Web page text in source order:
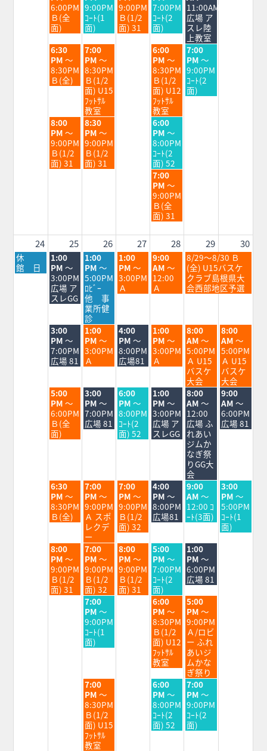
日,
8
月
18th
2026
6:00PM
Ｂ(全
面)
日,
8
月
19th
2026
9:00PM
ｺｰﾄ(1
面)
日,
8
月
20th
9:00PM
Ｂ(1/2
面) 31
日,
8
月
21st
2026
7:00PM
ｺｰﾄ(2
面)
日,
8
月
22nd
2026
11:00AM
広場 ア
スレ陸
上教室
火
曜
日,
8
月
6:30
PM ～
8:30PM
Ｂ(全)
水
曜
日,
8
月
19th
2026
7:00
PM ～
8:30PM
Ｂ(1/2
面) U15
ﾌｯﾄｻﾙ
教室
金
曜
日,
8
月
21st
2026
6:00
PM ～
8:30PM
Ｂ(1/2
面) U12
ﾌｯﾄｻﾙ
教室
土
曜
日,
8
月
22nd
7:00
PM ～
9:00PM
ｺｰﾄ(2
面)
火
曜
日,
8
月
18th
8:00
PM ～
9:00PM
Ｂ(1/2
面) 31
水
曜
日,
8
月
19th
8:30
PM ～
9:00PM
Ｂ(1/2
面) 31
金
曜
日,
8
月
21st
2026
6:00
PM ～
8:00PM
ｺｰﾄ(2
面) 52
金
曜
日,
8
月
21st
2026
7:00
PM ～
9:00PM
Ｂ(全
面) 31
24 25 26 27 28 29 30
月
曜
日,
休
館 日
火
曜
日,
8
月
25th
1:00
PM ～
3:00PM
広場 ア
スレGG
水
曜
日,
8
月
26th
2026
1:00
PM ～
5:00PM
ﾛﾋﾞｰ
他 事
業所健
診
木
曜
日,
8
月
1:00
PM ～
3:00PM
Ａ
金
曜
日,
8
月
9:00
AM ～
12:00
Ａ
土
曜
日,
8
月
8/29～8/30 Ｂ
(全) U15バスケ
クラブ島根県大
会西部地区予選
火
曜
日,
8
月
2026
3:00
PM ～
7:00PM
広場 81
水
曜
日,
8
月
2026
1:00
PM ～
3:00PM
Ａ
木
曜
日,
8
月
2026
4:00
PM ～
8:00PM
広場81
金
曜
日,
8
月
2026
1:00
PM ～
3:00PM
Ａ
土
曜
日,
8
月
29th
2026
8:00
AM ～
5:00PM
Ａ U15
バスケ
大会
日
曜
日,
8
月
30th
2026
8:00
AM ～
5:00PM
Ａ U15
バスケ
大会
火
曜
日,
8
月
25th
5:00
PM ～
6:00PM
Ｂ(全
面)
水
曜
日,
8
月
3:00
PM ～
7:00PM
広場 81
木
曜
日,
8
月
27th
6:00
PM ～
8:00PM
ｺｰﾄ(2
面) 52
金
曜
日,
8
月
28th
1:00
PM ～
3:00PM
広場 ア
スレGG
土
曜
日,
8
月
29th
2026
8:00
AM ～
12:00
広場 ふ
れあい
ジムか
なぎ祭
りGG大
会
日
曜
日,
8
月
9:00
AM ～
6:00PM
広場 81
火
曜
日,
8
月
2026
6:30
PM ～
8:30PM
Ｂ(全)
水
曜
日,
8
月
26th
2026
7:00
PM ～
9:00PM
Ａ スポ
レクデ
ー
木
曜
日,
8
月
27th
2026
7:00
PM ～
9:00PM
Ｂ(1/2
面) 32
金
曜
日,
8
月
2026
4:00
PM ～
8:00PM
広場81
土
曜
日,
8
月
2026
9:00
AM ～
12:00 ｺ
ｰﾄ(3面)
日
曜
日,
8
月
30th
3:00
PM ～
5:00PM
ｺｰﾄ(1
面)
火
曜
日,
8
月
25th
8:00
PM ～
9:00PM
Ｂ(1/2
面) 31
水
曜
日,
8
月
26th
2026
7:00
PM ～
9:00PM
Ｂ(1/2
面) 32
木
曜
日,
8
月
27th
8:00
PM ～
9:00PM
Ｂ(1/2
面) 31
金
曜
日,
8
月
28th
2026
5:00
PM ～
7:00PM
ｺｰﾄ(2
面)
土
曜
日,
8
月
29th
2026
1:00
PM ～
6:00PM
広場 81
水
曜
日,
8
月
26th
7:00
PM ～
9:00PM
ｺｰﾄ(1
面)
金
曜
日,
8
月
28th
2026
6:00
PM ～
8:30PM
Ｂ(1/2
面) U12
ﾌｯﾄｻﾙ
教室
土
曜
日,
8
月
29th
2026
5:00
PM ～
9:00PM
Ａ/ロビ
ー ふれ
あいジ
ムかな
ぎ祭り
水
曜
日,
8
月
26th
2026
7:00
PM ～
8:30PM
Ｂ(1/2
面) U15
ﾌｯﾄｻﾙ
教室
金
曜
日,
8
月
28th
6:00
PM ～
8:00PM
ｺｰﾄ(2
面) 52
土
曜
日,
8
月
29th
7:00
PM ～
9:00PM
ｺｰﾄ(2
面)